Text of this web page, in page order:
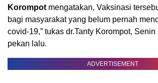
Korompot mengatakan, Vaksinasi
bagi masyarakat yang belum pernah
covid-19,” tukas dr.Tanty Korompot,
pekan lalu.
ADVERTISEMENT